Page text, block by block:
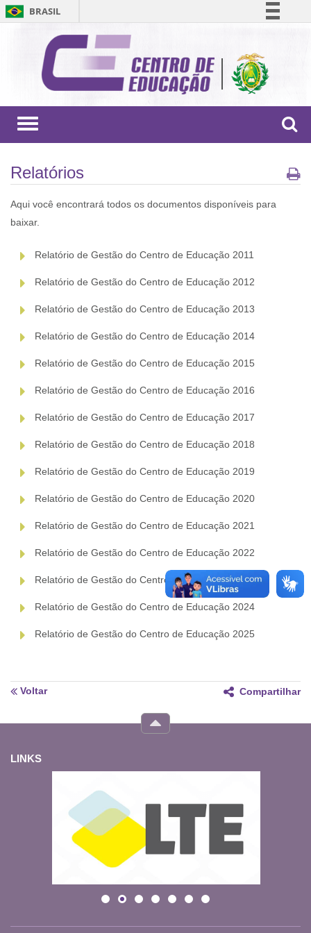
BRASIL
Comunica BR
Participe
Acesso à informação
Toggle
Relatórios
Aqui você encontrará todos os documentos disponíveis para
baixar.
Relatório de Gestão do Centro de Educação 2011
Relatório de Gestão do Centro de Educação 2012
Relatório de Gestão do Centro de Educação 2013
Relatório de Gestão do Centro de Educação 2014
Relatório de Gestão do Centro de Educação 2015
Relatório de Gestão do Centro de Educação 2016
Relatório de Gestão do Centro de Educação 2017
Relatório de Gestão do Centro de Educação 2018
Relatório de Gestão do Centro de Educação 2019
Relatório de Gestão do Centro de Educação 2020
Relatório de Gestão do Centro de Educação 2021
Relatório de Gestão do Centro de Educação 2022
Relatório de Gestão do Centro de Educação 2023
Relatório de Gestão do Centro de Educação 2024
Relatório de Gestão do Centro de Educação 2025
Voltar Compartilhar
LINKS